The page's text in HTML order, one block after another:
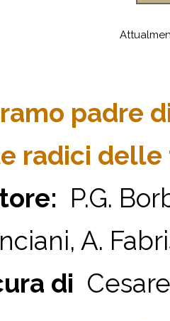
padre
radici delle
P.G.
A.
di